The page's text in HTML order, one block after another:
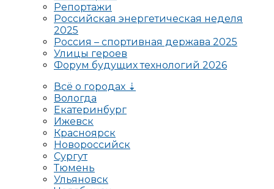
Репортажи
Российская энергетическая неделя
2025
Россия – спортивная держава 2025
Улицы героев
Форум будущих технологий 2026
Всё о городах ⇣
Вологда
Екатеринбург
Ижевск
Красноярск
Новороссийск
Сургут
Тюмень
Ульяновск